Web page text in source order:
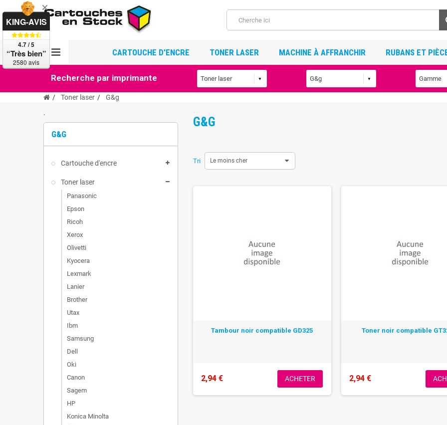
CARTOUCHE D'ENCRE TONER LASER MACHINE À AFFRANCHIR RUBANS ET
Recherche par imprimante
Toner laser G&g
`
G&G
Cartouche d'encre
Toner laser
Panasonic
Epson
Ricoh
Xerox
Olivetti
Kyocera
Lexmark
Lanier
Brother
Utax
Ibm
Samsung
Dell
Oki
Canon
Sagem
HP
Konica Minolta
G&G
Tri Le moins cher
Tambour noir compatible GD325
2,94 € ACHETER
Toner noir compatible
2,94 €
KING-AVIS
4.7 / 5
“Très bien”
2580 avis